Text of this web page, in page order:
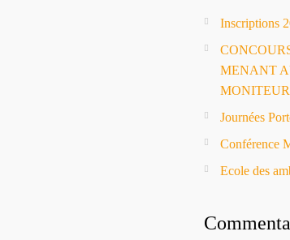
Inscriptions
MENANT
Journées
Conférence
Ecole des